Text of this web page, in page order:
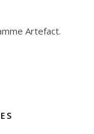
Artefact.